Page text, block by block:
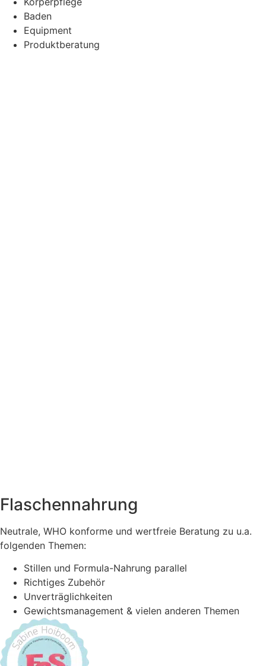
Baden
Equipment
Produktberatung
Flaschennahrung
Neutrale, WHO konforme und wertfreie Beratung zu u.a.
folgenden Themen:
Stillen und Formula-Nahrung parallel
Richtiges Zubehör
Unverträglichkeiten
Gewichtsmanagement & vielen anderen Themen